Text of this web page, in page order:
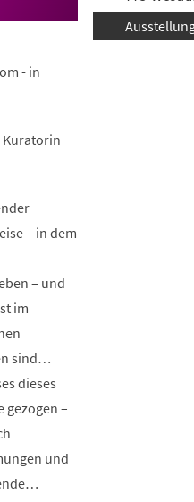
- in
Kuratorin
– in dem
– und
im
sind…
dieses
gezogen –
und